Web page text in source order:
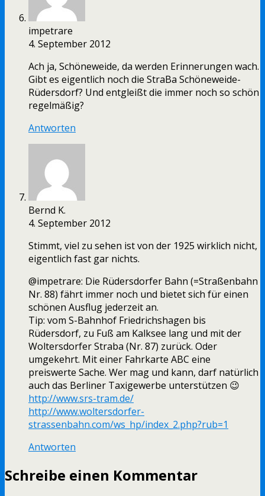
impetrare
4. September 2012
Ach ja, Schöneweide, da werden Erinnerungen wach.
Gibt es eigentlich noch die StraBa Schöneweide-
Rüdersdorf? Und entgleißt die immer noch so schön
regelmäßig?
Antworten
Bernd K.
4. September 2012
Stimmt, viel zu sehen ist von der 1925 wirklich nicht,
eigentlich fast gar nichts.
@impetrare: Die Rüdersdorfer Bahn (=Straßenbahn
Nr. 88) fährt immer noch und bietet sich für einen
schönen Ausflug jederzeit an.
Tip: vom S-Bahnhof Friedrichshagen bis
Rüdersdorf, zu Fuß am Kalksee lang und mit der
Woltersdorfer Straba (Nr. 87) zurück. Oder
umgekehrt. Mit einer Fahrkarte ABC eine
preiswerte Sache. Wer mag und kann, darf natürlich
auch das Berliner Taxigewerbe unterstützen 😉
http://www.srs-tram.de/
http://www.woltersdorfer-
strassenbahn.com/ws_hp/index_2.php?rub=1
Antworten
Schreibe einen Kommentar